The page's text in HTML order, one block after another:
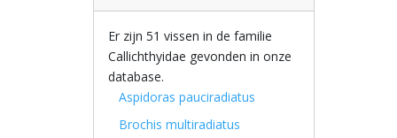
Er zijn 51 vissen in de familie
Callichthyidae gevonden in onze
database.
Aspidoras pauciradiatus
Brochis multiradiatus